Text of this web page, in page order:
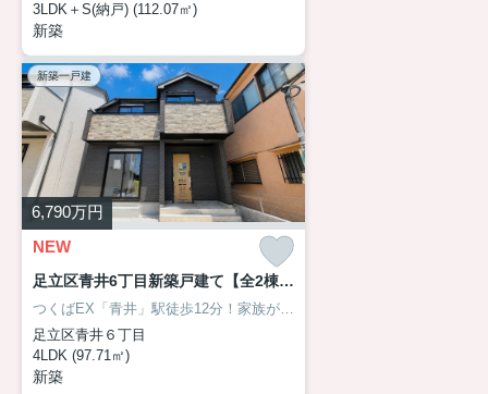
3LDK＋S(納戸) (112.07㎡)
新築
新築一戸建
6,790万円
NEW
足立区青井6丁目新築戸建て【全2棟】 B号棟
つくばEX「青井」駅徒歩12分！家族がゆったり過ごせる18帖超のLDKに、WIC・SIC・全居室収納を備えた収納豊富な4LDKです。長期優良住宅に加え、住宅性能評価取得で、耐震性や省エネ性など第三者評価による安心の住まい。駐車2台可能で、お子さまの成長やライフスタイルの変化にも柔軟に対応できる、永く快適に暮らせる一邸です。詳しくはアサイホーム 03－6458－0914 までお気軽にご相談ください！
足立区青井６丁目
4LDK (97.71㎡)
新築